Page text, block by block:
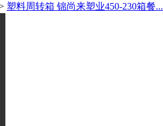
塑料周转箱 锦尚来塑业450-230箱餐...